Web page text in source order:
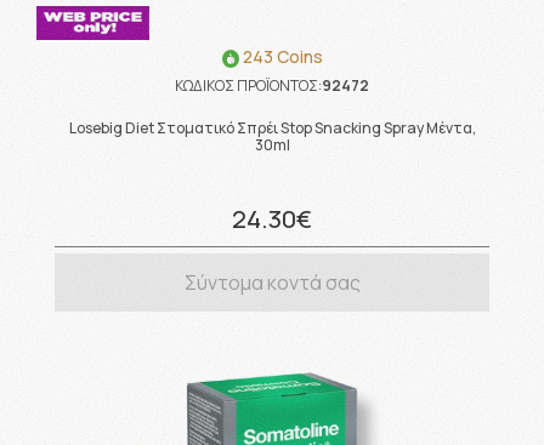
243 Coins
ΚΩΔΙΚΟΣ ΠΡΟΪΟΝΤΟΣ:92472
Losebig Diet Στοματικό Σπρέι Stop Snacking Spray Μέντα,
30ml
24.30€
Σύντομα κοντά σας